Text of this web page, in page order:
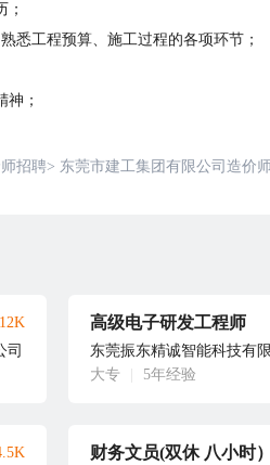
；
悉工程预算、施工过程的各项环节；
神；
招聘> 东莞市建工集团有限公司造价
司
高级电子研发工程师
东莞振东精诚智能科技有
大专
5年经验
财务文员(双休 八小时）